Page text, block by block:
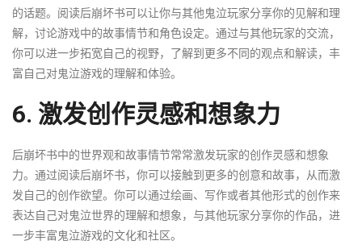
的话题。阅读后崩坏书可以让你与其他鬼泣玩家分享你的见解和理
解，讨论游戏中的故事情节和角色设定。通过与其他玩家的交流，
你可以进一步拓宽自己的视野，了解到更多不同的观点和解读，丰
富自己对鬼泣游戏的理解和体验。
6. 激发创作灵感和想象力
后崩坏书中的世界观和故事情节常常激发玩家的创作灵感和想象
力。通过阅读后崩坏书，你可以接触到更多的创意和故事，从而激
发自己的创作欲望。你可以通过绘画、写作或者其他形式的创作来
表达自己对鬼泣世界的理解和想象，与其他玩家分享你的作品，进
一步丰富鬼泣游戏的文化和社区。